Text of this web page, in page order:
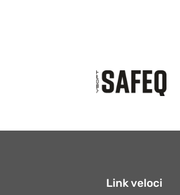
Link veloci